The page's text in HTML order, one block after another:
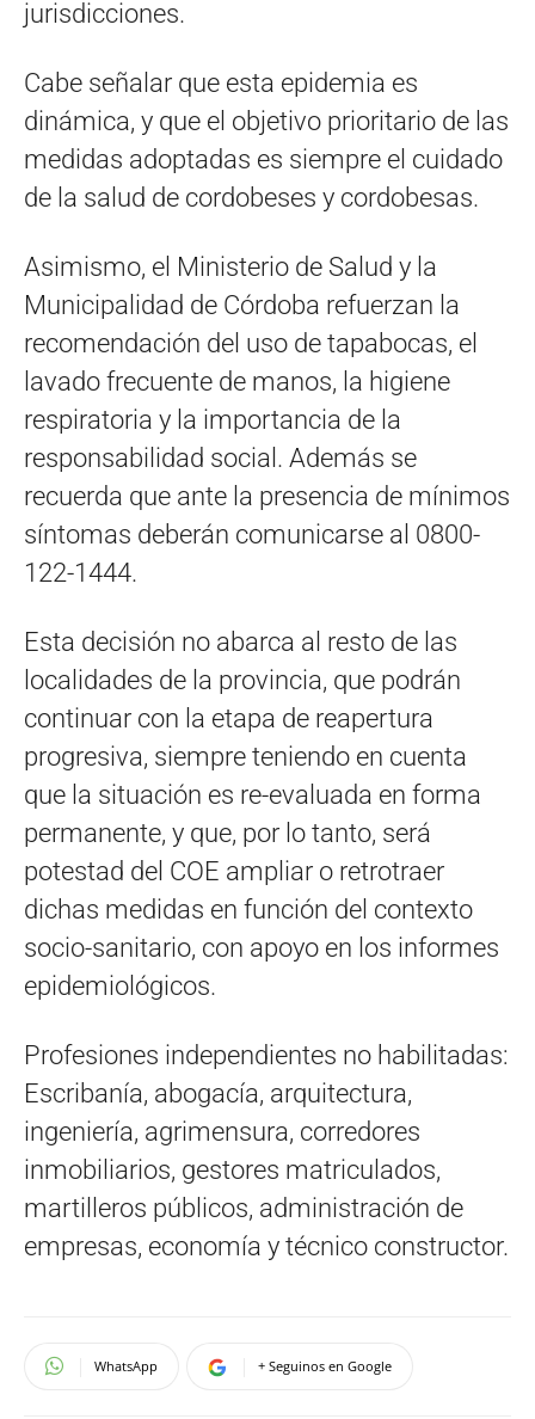
jurisdicciones.
Cabe señalar que esta epidemia es
dinámica, y que el objetivo prioritario de las
medidas adoptadas es siempre el cuidado
de la salud de cordobeses y cordobesas.
Asimismo, el Ministerio de Salud y la
Municipalidad de Córdoba refuerzan la
recomendación del uso de tapabocas, el
lavado frecuente de manos, la higiene
respiratoria y la importancia de la
responsabilidad social. Además se
recuerda que ante la presencia de mínimos
síntomas deberán comunicarse al 0800-
122-1444.
Esta decisión no abarca al resto de las
localidades de la provincia, que podrán
continuar con la etapa de reapertura
progresiva, siempre teniendo en cuenta
que la situación es re-evaluada en forma
permanente, y que, por lo tanto, será
potestad del COE ampliar o retrotraer
dichas medidas en función del contexto
socio-sanitario, con apoyo en los informes
epidemiológicos.
Profesiones independientes no habilitadas:
Escribanía, abogacía, arquitectura,
ingeniería, agrimensura, corredores
inmobiliarios, gestores matriculados,
martilleros públicos, administración de
empresas, economía y técnico constructor.
WhatsApp + Seguinos en Google